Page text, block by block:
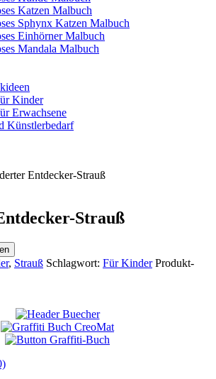
Katzen Malbuch
Sphynx Katzen Malbuch
Einhörner Malbuch
Mandala Malbuch
Kinder
Erwachsene
Künstlerbedarf
Entdecker-Strauß
Strauß
, Strauß Schlagwort: Für Kinder Produkt-